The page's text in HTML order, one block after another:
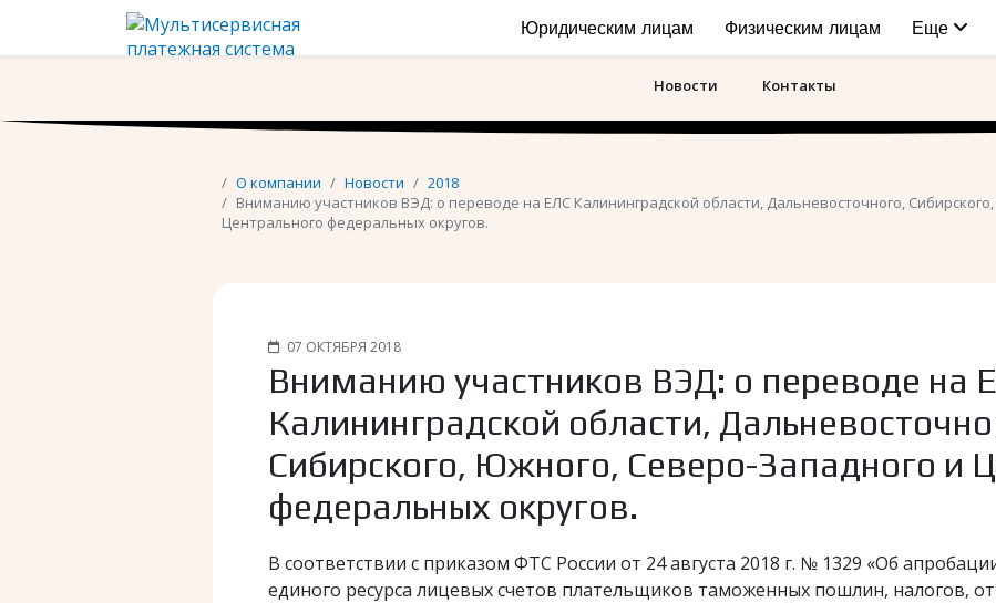
Юридическим лицам Физическим лицам Еще
Новости Контакты
О компании Новости
2018
Вниманию участников ВЭД: о переводе на ЕЛС Калининградской области, Дальневосточного,
Центрального федеральных округов.
07 ОКТЯБРЯ 2018
Вниманию участников ВЭД: о переводе на
Калининградской области,
Сибирского, Южного, Северо-Западного и
федеральных округов.
В соответствии с приказом ФТС России от 24 августа 2018 г. № 1329 «Об
единого ресурса лицевых счетов плательщиков таможенных пошлин, налогов,